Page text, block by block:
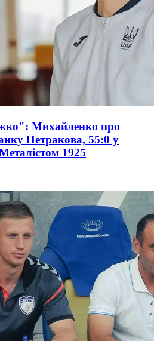
Михайленко про
Петракова, 55:0 у
1925